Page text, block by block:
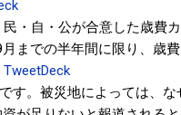
民・自・公が合意した歳費
までの半年間に限り、歳
TweetDeck
す。被災地によっては、